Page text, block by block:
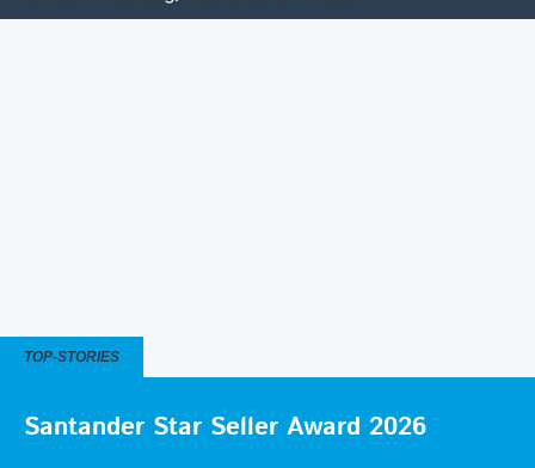
TOP-STORIES
Santander Star Seller Award 2026